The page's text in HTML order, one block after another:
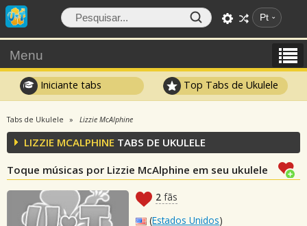
Pt
Menu
Iniciante tabs Top Tabs de Ukulele
Tabs de Ukulele Lizzie McAlphine
LIZZIE MCALPHINE TABS DE UKULELE
Toque músicas por Lizzie McAlphine em seu ukulele
2 fãs
(Estados Unidos)